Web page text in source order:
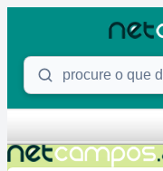
Procure o que deseja